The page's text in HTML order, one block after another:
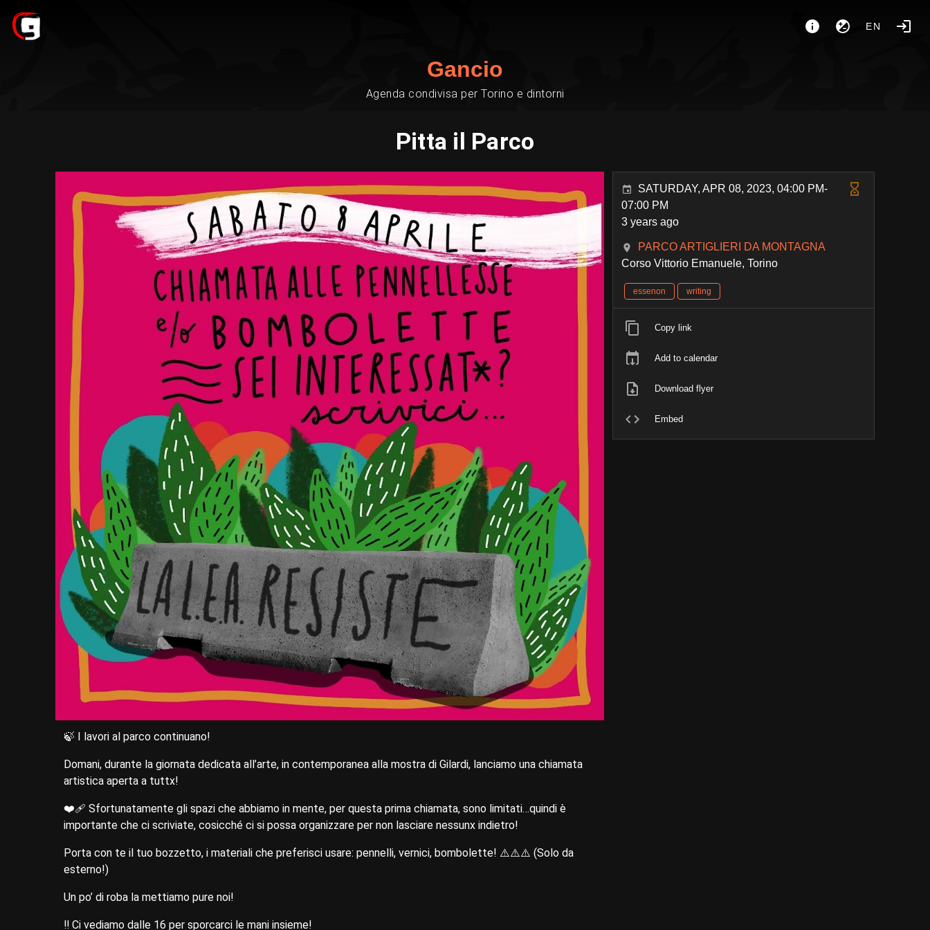
EN
Gancio
Agenda condivisa per Torino e dintorni
Pitta il Parco
🍃 I lavori al parco continuano!
Domani, durante la giornata dedicata all’arte, in contemporanea alla mostra di Gilardi, lanciamo una chiamata
artistica aperta a tuttx!
❤️‍🩹 Sfortunatamente gli spazi che abbiamo in mente, per questa prima chiamata, sono limitati…quindi è
importante che ci scriviate, cosicché ci si possa organizzare per non lasciare nessunx indietro!
Porta con te il tuo bozzetto, i materiali che preferisci usare: pennelli, vernici, bombolette! ⚠️⚠️⚠️ (Solo da
esterno!)
Un po’ di roba la mettiamo pure noi!
‼️ Ci vediamo dalle 16 per sporcarci le mani insieme!
SATURDAY, APR 08, 2023, 04:00 PM-
07:00 PM
3 years ago
PARCO ARTIGLIERI DA MONTAGNA
Corso Vittorio Emanuele, Torino
essenon writing
Copy link
Add to calendar
Download flyer
Embed